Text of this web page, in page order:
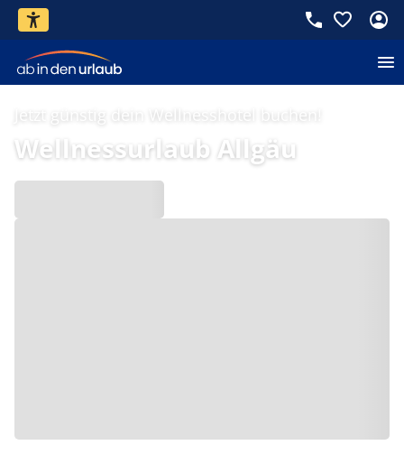
Jetzt günstig dein Wellnesshotel buchen!
Wellnessurlaub Allgäu